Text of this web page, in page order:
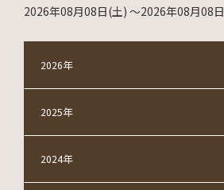
2026年08月08日(土) 〜2026年08月08日
2026年
2025年
2024年